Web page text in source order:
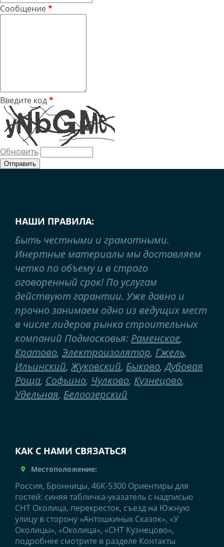
Сообщение*
Введите код*
Обновить
НАШИ ПРАВИЛА:
Быть честными и грамотными.
Инертные материалы мы доставляем
четко по объему и в строго
оговоренный срок! По услугам
действуют гарантии. Уже давно и
прочно занимаем одно из ведущих мест
в числе лидеров рынка строительных
компаний Подмосковья: Раменское,
Кратово, Электроизолятор, Гжель,
Ильинский,Жуковский, Быково,Дубовая
Роща, Софьино, Чулково, Кузнецово,
Удельная, Белоозерский
КАК С НАМИ СВЯЗАТЬСЯ
Местоположение:
Россия, Бронницы, 46К-5300 Ориентиры для
гостей: синяя табличка-указатель с надписью
СНТ Околица, перекресток, съезд на Южную
улицу в сторону «Антошкиных Сказок», «У
Околицы», «Околица», «СНТ Кузнецово»,
подробнее смотрите в разделе Контакты